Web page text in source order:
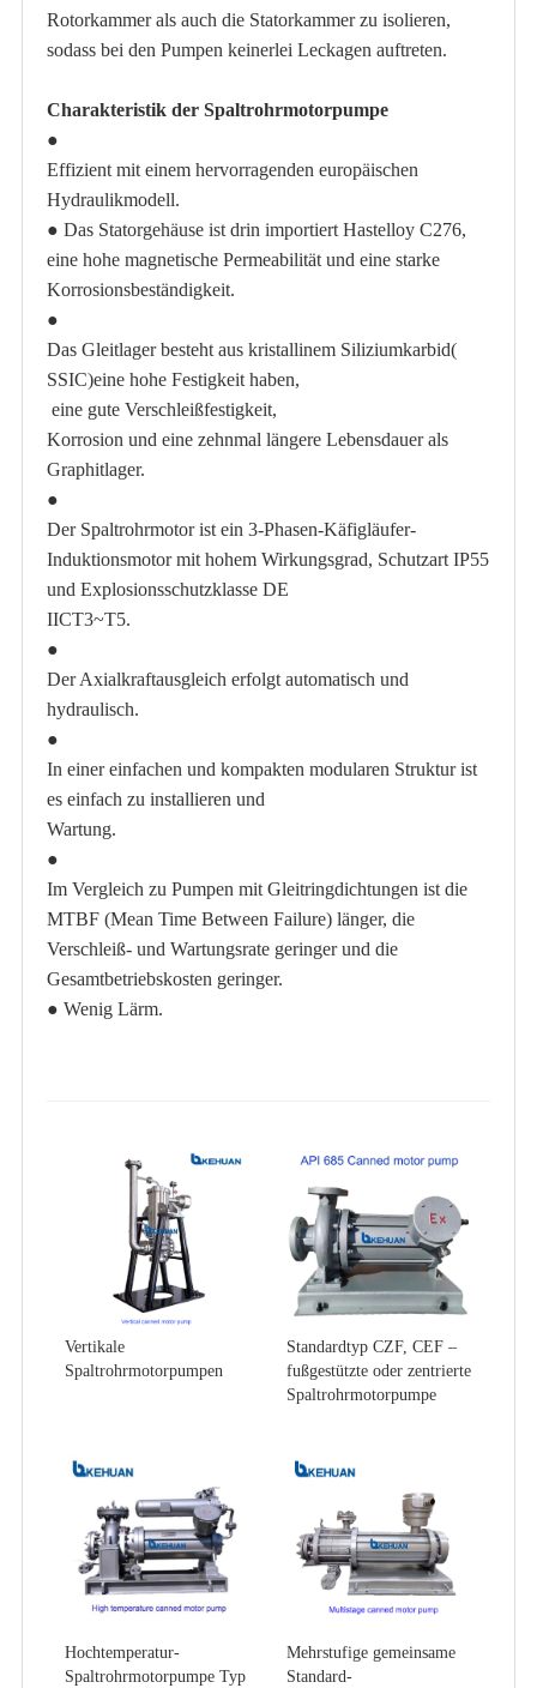
Rotorkammer als auch die Statorkammer zu isolieren,
sodass bei den Pumpen keinerlei Leckagen auftreten.
Charakteristik der Spaltrohrmotorpumpe
●
Effizient mit einem hervorragenden europäischen
Hydraulikmodell.
● Das Statorgehäuse ist drin importiert Hastelloy C276,
eine hohe magnetische Permeabilität und eine starke
Korrosionsbeständigkeit.
●
Das Gleitlager besteht aus kristallinem Siliziumkarbid(
SSIC)eine hohe Festigkeit haben,
eine gute Verschleißfestigkeit,
Korrosion und eine zehnmal längere Lebensdauer als
Graphitlager.
●
Der Spaltrohrmotor ist ein 3-Phasen-Käfigläufer-
Induktionsmotor mit hohem Wirkungsgrad, Schutzart IP55
und Explosionsschutzklasse DE
IICT3~T5.
●
Der Axialkraftausgleich erfolgt automatisch und
hydraulisch.
●
In einer einfachen und kompakten modularen Struktur ist
es einfach zu installieren und
Wartung.
●
Im Vergleich zu Pumpen mit Gleitringdichtungen ist die
MTBF (Mean Time Between Failure) länger, die
Verschleiß- und Wartungsrate geringer und die
Gesamtbetriebskosten geringer.
● Wenig Lärm.
Vertikale
Spaltrohrmotorpumpen
Standardtyp CZF, CEF –
fußgestützte oder zentrierte
Spaltrohrmotorpumpe
Hochtemperatur-
Spaltrohrmotorpumpe Typ
Mehrstufige gemeinsame
Standard-